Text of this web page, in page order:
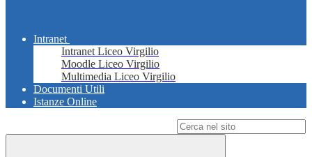
Intranet
Intranet Liceo Virgilio
Moodle Liceo Virgilio
Multimedia Liceo Virgilio
Documenti Utili
Istanze Online